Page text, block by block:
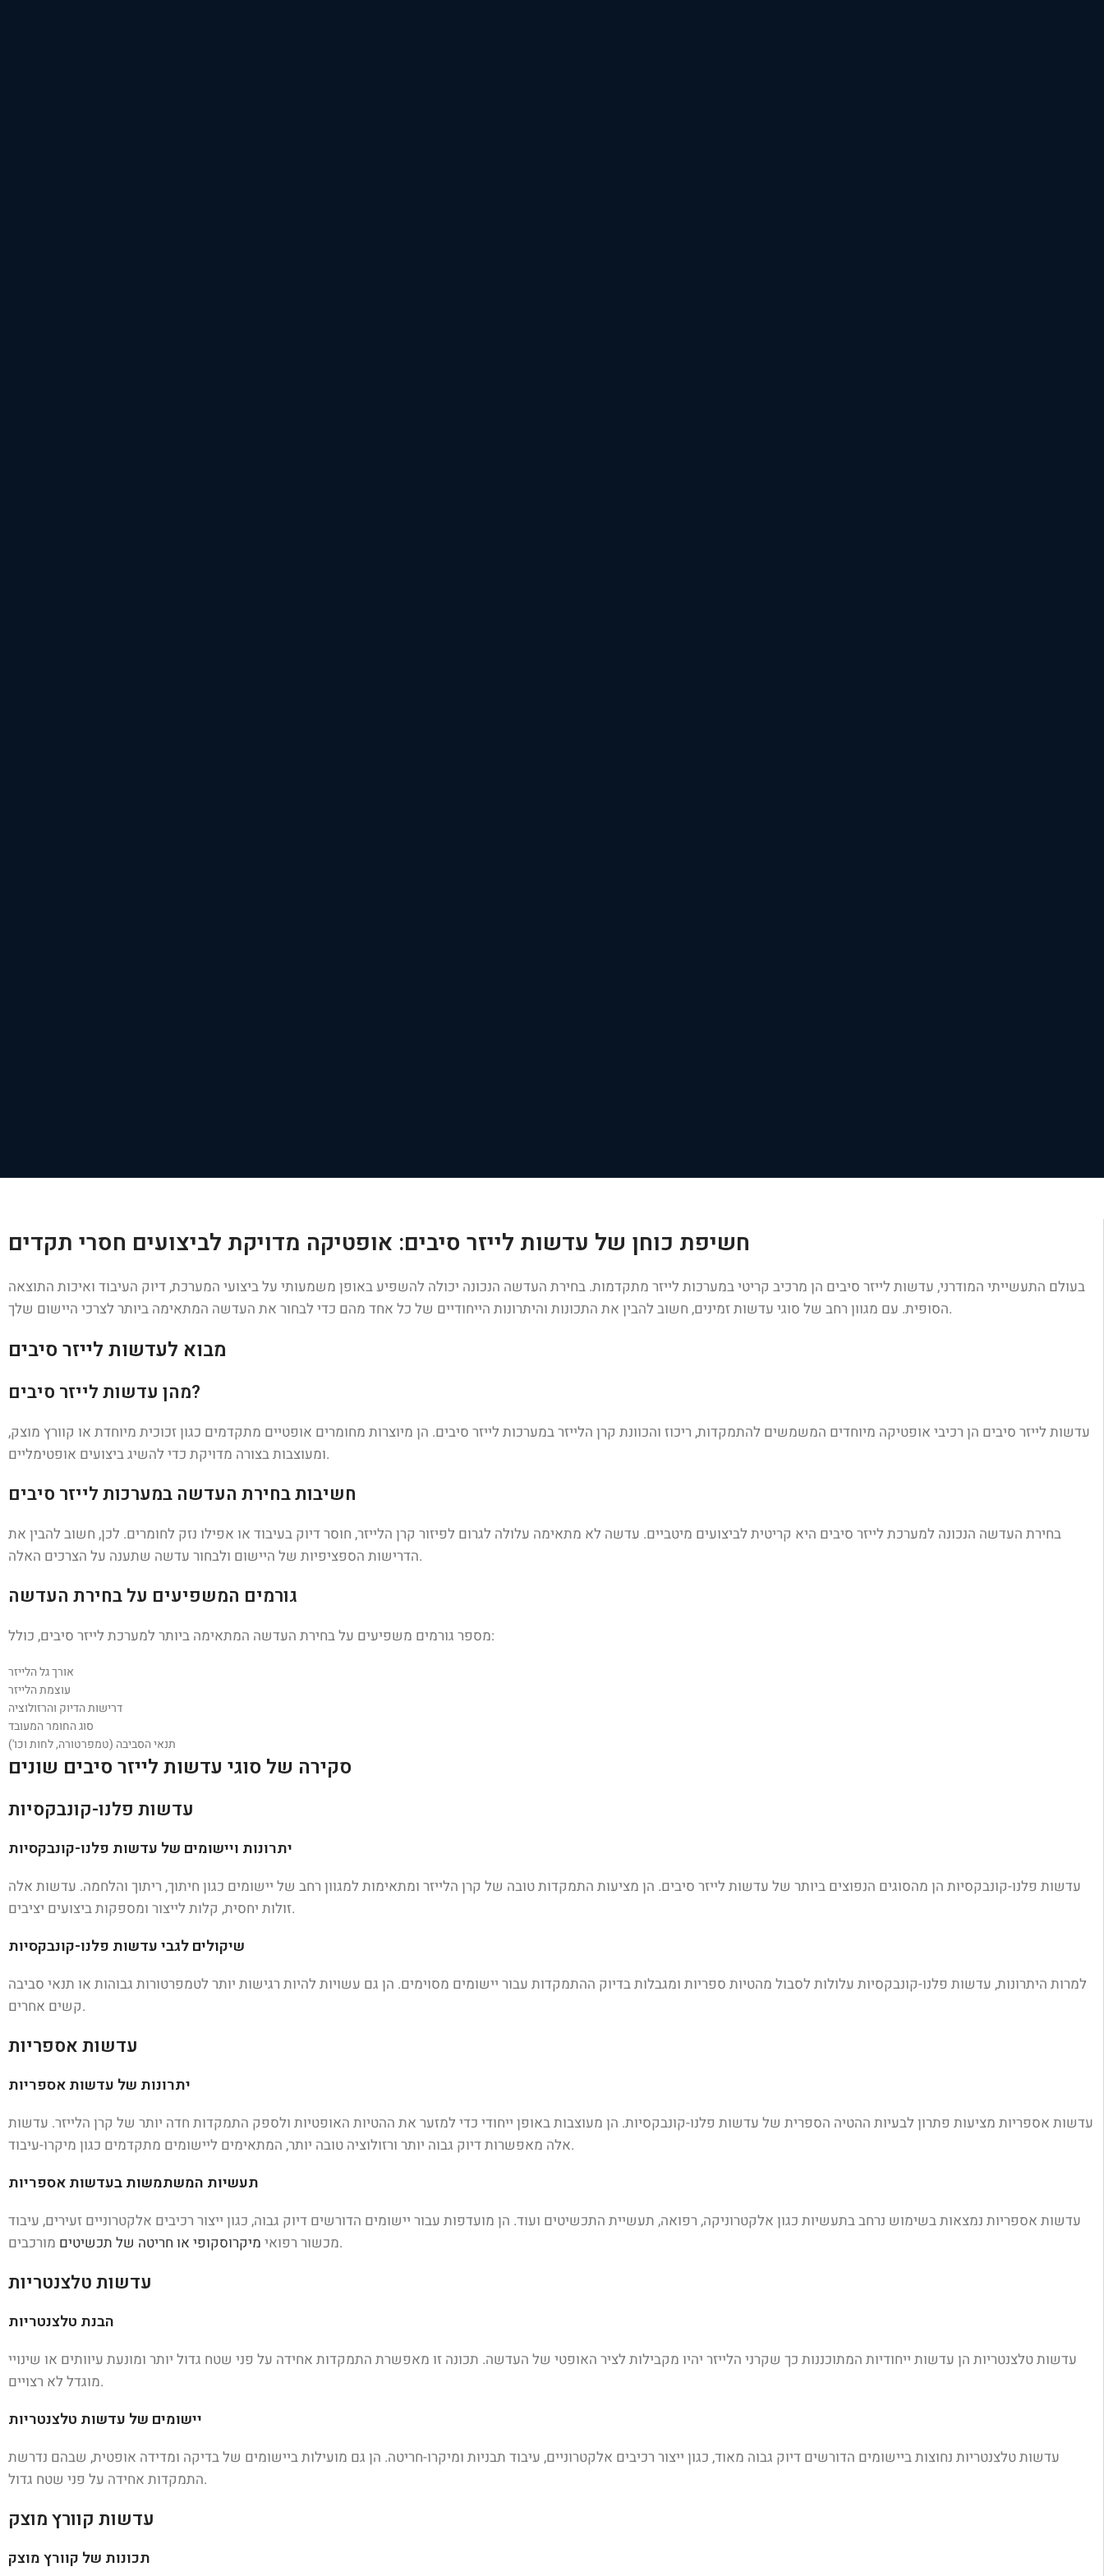
חשיפת כוחן של עדשות לייזר סיבים: אופטיקה מדויקת לביצועים חסרי תקדים
בעולם התעשייתי המודרני, עדשות לייזר סיבים הן מרכיב קריטי במערכות לייזר מתקדמות. בחירת העדשה הנכונה יכולה להשפיע באופן משמעותי על ביצועי המערכת, דיוק העיבוד ואיכות התוצאה
הסופית. עם מגוון רחב של סוגי עדשות זמינים, חשוב להבין את התכונות והיתרונות הייחודיים של כל אחד מהם כדי לבחור את העדשה המתאימה ביותר לצרכי היישום שלך.
מבוא לעדשות לייזר סיבים
מהן עדשות לייזר סיבים?
עדשות לייזר סיבים הן רכיבי אופטיקה מיוחדים המשמשים להתמקדות, ריכוז והכוונת קרן הלייזר במערכות לייזר סיבים. הן מיוצרות מחומרים אופטיים מתקדמים כגון זכוכית מיוחדת או קוורץ מוצק,
ומעוצבות בצורה מדויקת כדי להשיג ביצועים אופטימליים.
חשיבות בחירת העדשה במערכות לייזר סיבים
בחירת העדשה הנכונה למערכת לייזר סיבים היא קריטית לביצועים מיטביים. עדשה לא מתאימה עלולה לגרום לפיזור קרן הלייזר, חוסר דיוק בעיבוד או אפילו נזק לחומרים. לכן, חשוב להבין את
הדרישות הספציפיות של היישום ולבחור עדשה שתענה על הצרכים האלה.
גורמים המשפיעים על בחירת העדשה
מספר גורמים משפיעים על בחירת העדשה המתאימה ביותר למערכת לייזר סיבים, כולל:
אורך גל הלייזר
עוצמת הלייזר
דרישות הדיוק והרזולוציה
סוג החומר המעובד
תנאי הסביבה (טמפרטורה, לחות וכו')
סקירה של סוגי עדשות לייזר סיבים שונים
עדשות פלנו-קונבקסיות
יתרונות ויישומים של עדשות פלנו-קונבקסיות
עדשות פלנו-קונבקסיות הן מהסוגים הנפוצים ביותר של עדשות לייזר סיבים. הן מציעות התמקדות טובה של קרן הלייזר ומתאימות למגוון רחב של יישומים כגון חיתוך, ריתוך והלחמה. עדשות אלה
זולות יחסית, קלות לייצור ומספקות ביצועים יציבים.
שיקולים לגבי עדשות פלנו-קונבקסיות
למרות היתרונות, עדשות פלנו-קונבקסיות עלולות לסבול מהטיות ספריות ומגבלות בדיוק ההתמקדות עבור יישומים מסוימים. הן גם עשויות להיות רגישות יותר לטמפרטורות גבוהות או תנאי סביבה
קשים אחרים.
עדשות אספריות
יתרונות של עדשות אספריות
עדשות אספריות מציעות פתרון לבעיות ההטיה הספרית של עדשות פלנו-קונבקסיות. הן מעוצבות באופן ייחודי כדי למזער את ההטיות האופטיות ולספק התמקדות חדה יותר של קרן הלייזר. עדשות
אלה מאפשרות דיוק גבוה יותר ורזולוציה טובה יותר, המתאימים ליישומים מתקדמים כגון מיקרו-עיבוד.
תעשיות המשתמשות בעדשות אספריות
עדשות אספריות נמצאות בשימוש נרחב בתעשיות כגון אלקטרוניקה, רפואה, תעשיית התכשיטים ועוד. הן מועדפות עבור יישומים הדורשים דיוק גבוה, כגון ייצור רכיבים אלקטרוניים זעירים, עיבוד
מכשור רפואי מיקרוסקופי או חריטה של תכשיטים מורכבים.
עדשות טלצנטריות
הבנת טלצנטריות
עדשות טלצנטריות הן עדשות ייחודיות המתוכננות כך שקרני הלייזר יהיו מקבילות לציר האופטי של העדשה. תכונה זו מאפשרת התמקדות אחידה על פני שטח גדול יותר ומונעת עיוותים או שינויי
מוגדל לא רצויים.
יישומים של עדשות טלצנטריות
עדשות טלצנטריות נחוצות ביישומים הדורשים דיוק גבוה מאוד, כגון ייצור רכיבים אלקטרוניים, עיבוד תבניות ומיקרו-חריטה. הן גם מועילות ביישומים של בדיקה ומדידה אופטית, שבהם נדרשת
התמקדות אחידה על פני שטח גדול.
עדשות קוורץ מוצק
תכונות של קוורץ מוצק